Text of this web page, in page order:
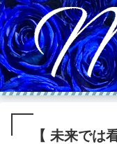
【 未来では